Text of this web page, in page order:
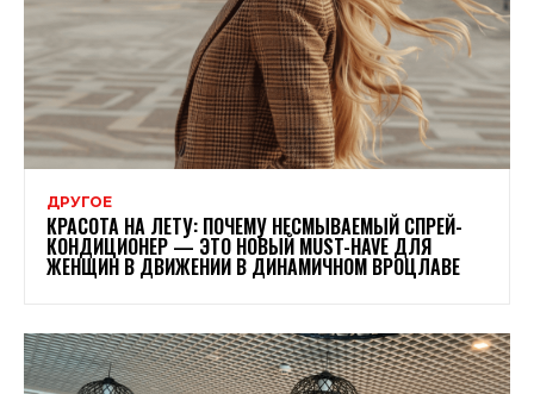
ДРУГОЕ
КРАСОТА НА ЛЕТУ: ПОЧЕМУ НЕСМЫВАЕМЫЙ СПРЕЙ-
КОНДИЦИОНЕР — ЭТО НОВЫЙ MUST-HAVE ДЛЯ
ЖЕНЩИН В ДВИЖЕНИИ В ДИНАМИЧНОМ ВРОЦЛАВЕ